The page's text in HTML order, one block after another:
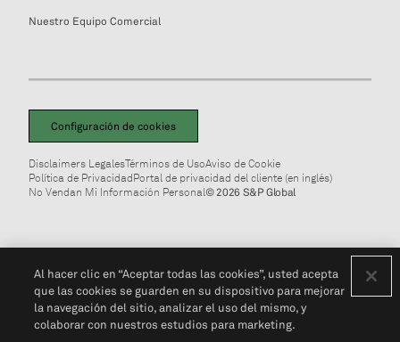
Nuestro Equipo Comercial
Configuración de cookies
Disclaimers LegalesTérminos de UsoAviso de Cookie
Política de PrivacidadPortal de privacidad del cliente (en inglés)
No Vendan Mi Información Personal© 2026 S&P Global
Al hacer clic en “Aceptar todas las cookies”, usted acepta
que las cookies se guarden en su dispositivo para mejorar
la navegación del sitio, analizar el uso del mismo, y
colaborar con nuestros estudios para marketing.